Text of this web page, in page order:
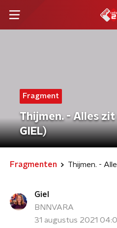
Fragment
Thijmen. - Alles zit
GIEL)
Fragmenten Thijmen. -
Giel
BNNVARA
31 augustus 2021